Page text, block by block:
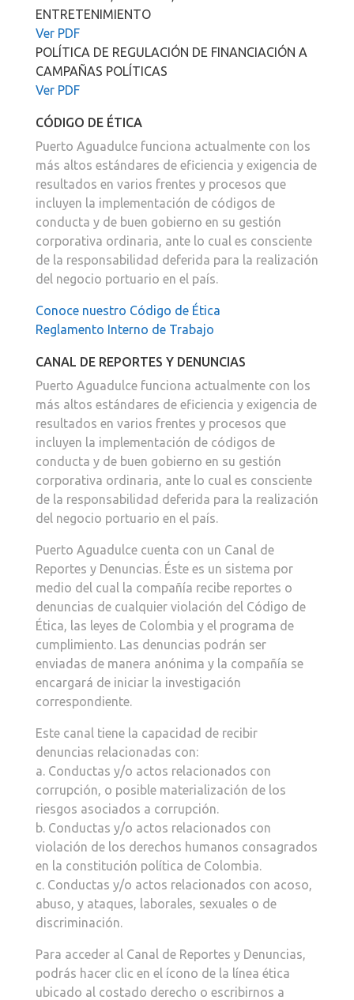
ENTRETENIMIENTO
Ver PDF
POLÍTICA DE REGULACIÓN DE FINANCIACIÓN A
CAMPAÑAS POLÍTICAS
Ver PDF
CÓDIGO DE ÉTICA
Puerto Aguadulce funciona actualmente con los
más altos estándares de eficiencia y exigencia de
resultados en varios frentes y procesos que
incluyen la implementación de códigos de
conducta y de buen gobierno en su gestión
corporativa ordinaria, ante lo cual es consciente
de la responsabilidad deferida para la realización
del negocio portuario en el país.
Conoce nuestro Código de Ética
Reglamento Interno de Trabajo
CANAL DE REPORTES Y DENUNCIAS
Puerto Aguadulce funciona actualmente con los
más altos estándares de eficiencia y exigencia de
resultados en varios frentes y procesos que
incluyen la implementación de códigos de
conducta y de buen gobierno en su gestión
corporativa ordinaria, ante lo cual es consciente
de la responsabilidad deferida para la realización
del negocio portuario en el país.
Puerto Aguadulce cuenta con un Canal de
Reportes y Denuncias. Éste es un sistema por
medio del cual la compañía recibe reportes o
denuncias de cualquier violación del Código de
Ética, las leyes de Colombia y el programa de
cumplimiento. Las denuncias podrán ser
enviadas de manera anónima y la compañía se
encargará de iniciar la investigación
correspondiente.
Este canal tiene la capacidad de recibir
denuncias relacionadas con:
a. Conductas y/o actos relacionados con
corrupción, o posible materialización de los
riesgos asociados a corrupción.
b. Conductas y/o actos relacionados con
violación de los derechos humanos consagrados
en la constitución política de Colombia.
c. Conductas y/o actos relacionados con acoso,
abuso, y ataques, laborales, sexuales o de
discriminación.
Para acceder al Canal de Reportes y Denuncias,
podrás hacer clic en el ícono de la línea ética
ubicado al costado derecho o escribirnos a